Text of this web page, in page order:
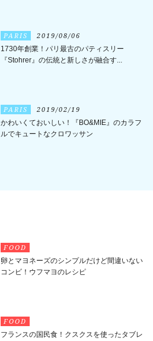
PARIS 2019/08/06
1730年創業！パリ最古のパティスリー
『Stohrer』の伝統と新しさが融合す...
PARIS 2019/02/19
かわいくておいしい！『BO&MIE』のカラフ
ルでキュートなクロワッサン
FOOD
卵とマヨネーズのシンプルだけど間違いない
コンビ！ウフマヨのレシピ
FOOD
フランスの国民食！クスクスを使ったタブレ